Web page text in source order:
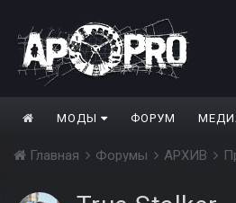
МОДЫ ФОРУМ
Главная Форумы АРХИВ